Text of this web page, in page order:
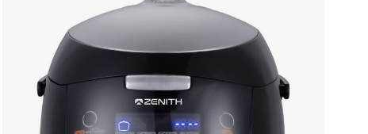
اون توستر
زودپز برقی
ساندویچ‌ساز
لوازم نظافت و اتوکشی
قطعات الکترونیکی و کامپیوتری